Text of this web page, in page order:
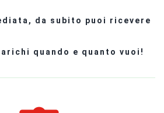
da subito puoi ricevere
quando e quanto vuoi!